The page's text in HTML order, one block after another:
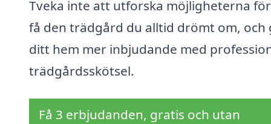
Tveka inte att utforska möjligheterna
få den trädgård du alltid drömt om, och
ditt hem mer inbjudande med
trädgårdsskötsel.
Få 3 erbjudanden, gratis och utan